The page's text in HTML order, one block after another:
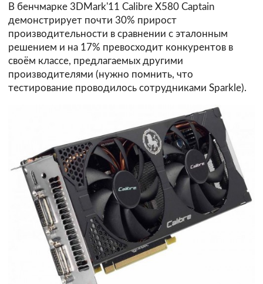
В бенчмарке 3DMark'11 Calibre X580 Captain
демонстрирует почти 30% прирост
производительности в сравнении с эталонным
решением и на 17% превосходит конкурентов в
своём классе, предлагаемых другими
производителями (нужно помнить, что
тестирование проводилось сотрудниками Sparkle).